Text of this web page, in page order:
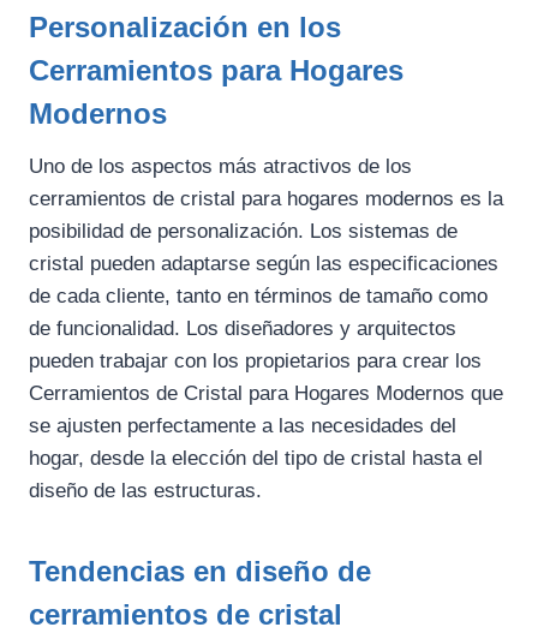
Personalización en los
Cerramientos para Hogares
Modernos
Uno de los aspectos más atractivos de los
cerramientos de cristal para hogares modernos es la
posibilidad de personalización. Los sistemas de
cristal pueden adaptarse según las especificaciones
de cada cliente, tanto en términos de tamaño como
de funcionalidad. Los diseñadores y arquitectos
pueden trabajar con los propietarios para crear los
Cerramientos de Cristal para Hogares Modernos que
se ajusten perfectamente a las necesidades del
hogar, desde la elección del tipo de cristal hasta el
diseño de las estructuras.
Tendencias en diseño de
cerramientos de cristal